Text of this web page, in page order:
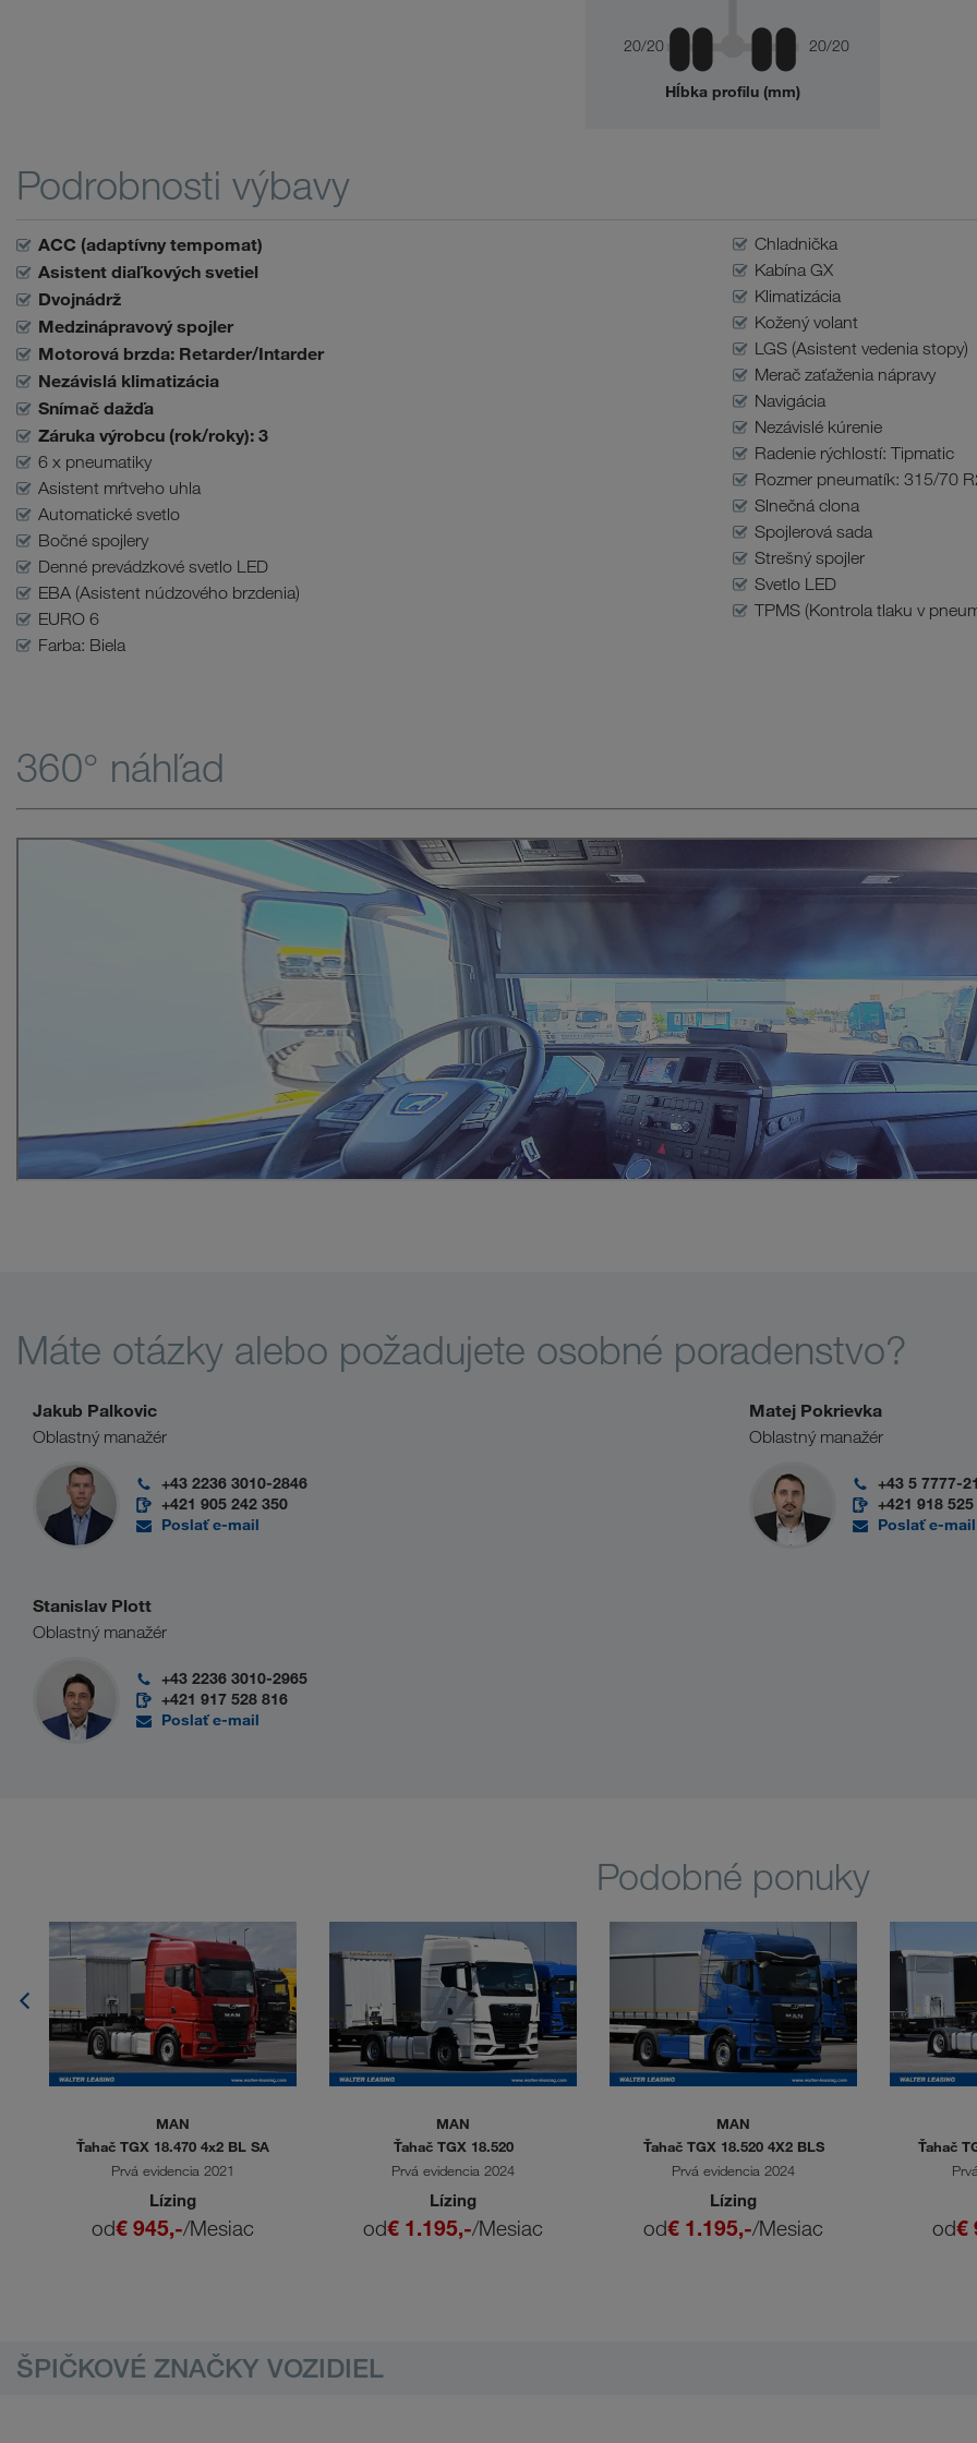
20/20 20/20
Hĺbka profilu (mm)
Podrobnosti výbavy
ACC (adaptívny tempomat)
Asistent diaľkových svetiel
Dvojnádrž
Medzinápravový spojler
Motorová brzda: Retarder/Intarder
Nezávislá klimatizácia
Snímač dažďa
Záruka výrobcu (rok/roky): 3
6 x pneumatiky
Asistent mŕtveho uhla
Automatické svetlo
Bočné spojlery
Denné prevádzkové svetlo LED
EBA (Asistent núdzového brzdenia)
EURO 6
Farba: Biela
Chladnička
Kabína GX
Klimatizácia
Kožený volant
LGS (Asistent vedenia stopy)
Merač zaťaženia nápravy
Navigácia
Nezávislé kúrenie
Radenie rýchlostí: Tipmatic
Rozmer pneumatík: 315/70
Slnečná clona
Spojlerová sada
Strešný spojler
Svetlo LED
TPMS (Kontrola tlaku v
360° náhľad
Máte otázky alebo požadujete osobné poradenstvo?
Jakub Palkovic
Oblastný manažér
+43 2236 3010-2846
+421 905 242 350
Poslať e-mail
Matej Pokrievka
Oblastný manažér
+43 5 7777-
+421 918
Poslať e-mail
Stanislav Plott
Oblastný manažér
+43 2236 3010-2965
+421 917 528 816
Poslať e-mail
Podobné ponuky
MAN
Ťahač TGX 18.470 4x2 BL SA
Prvá evidencia 2021
Lízing
od€ 945,-/Mesiac
MAN
Ťahač TGX 18.520
Prvá evidencia 2024
Lízing
od€ 1.195,-/Mesiac
MAN
Ťahač TGX 18.520 4X2 BLS
Prvá evidencia 2024
Lízing
od€ 1.195,-/Mesiac
Ťahač
od€
ŠPIČKOVÉ ZNAČKY VOZIDIEL